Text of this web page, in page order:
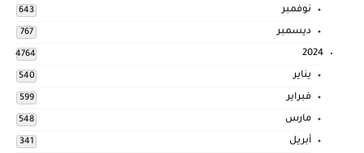
نوفمبر 643
ديسمبر 767
2024
4764
يناير 540
فبراير 599
مارس 548
أبريل 341